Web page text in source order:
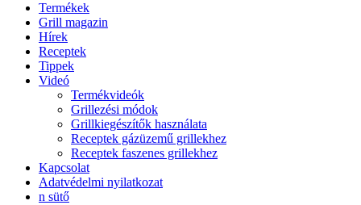
Termékek
Grill magazin
Hírek
Receptek
Tippek
Videó
Termékvideók
Grillezési módok
Grillkiegészítők használata
Receptek gázüzemű grillekhez
Receptek faszenes grillekhez
Kapcsolat
Adatvédelmi nyilatkozat
n sütő